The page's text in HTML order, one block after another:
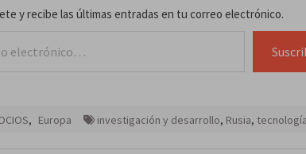
y recibe las últimas entradas en tu correo electrónico.
, Europa investigación y desarrollo, Rusia, tecnología